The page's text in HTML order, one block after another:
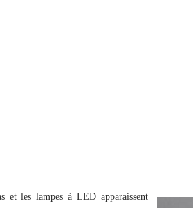
et les lampes à LED apparaissent